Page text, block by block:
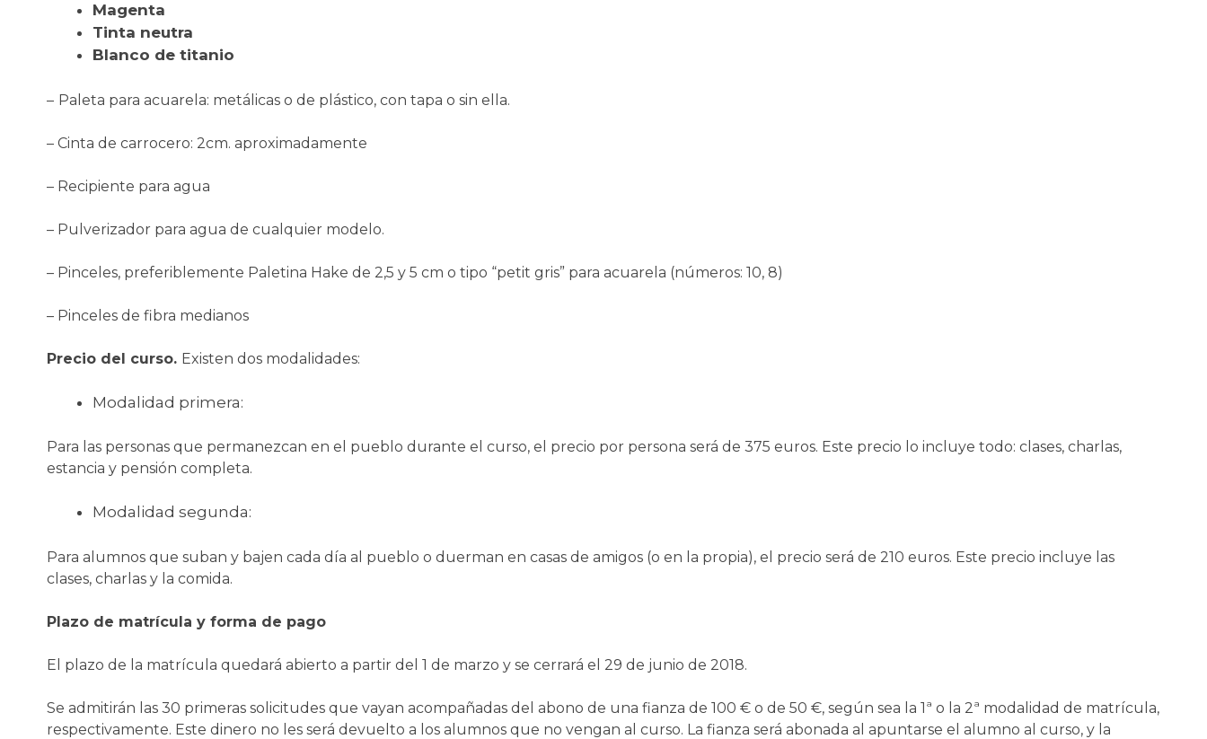
Magenta
Tinta neutra
Blanco de titanio
– Paleta para acuarela: metálicas o de plástico, con tapa o sin ella.
– Cinta de carrocero: 2cm. aproximadamente
– Recipiente para agua
– Pulverizador para agua de cualquier modelo.
– Pinceles, preferiblemente Paletina Hake de 2,5 y 5 cm o tipo “petit gris” para acuarela (números: 10, 8)
– Pinceles de fibra medianos
Precio del curso. Existen dos modalidades:
Modalidad primera:
Para las personas que permanezcan en el pueblo durante el curso, el precio por persona será de 375 euros. Este precio lo incluye todo: clases, charlas,
estancia y pensión completa.
Modalidad segunda:
Para alumnos que suban y bajen cada día al pueblo o duerman en casas de amigos (o en la propia), el precio será de 210 euros. Este precio incluye las
clases, charlas y la comida.
Plazo de matrícula y forma de pago
El plazo de la matrícula quedará abierto a partir del 1 de marzo y se cerrará el 29 de junio de 2018.
Se admitirán las 30 primeras solicitudes que vayan acompañadas del abono de una fianza de 100 € o de 50 €, según sea la 1ª o la 2ª modalidad de matrícula,
respectivamente. Este dinero no les será devuelto a los alumnos que no vengan al curso. La fianza será abonada al apuntarse el alumno al curso, y la